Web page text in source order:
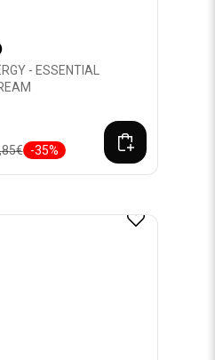
- ESSENTIAL
-35%